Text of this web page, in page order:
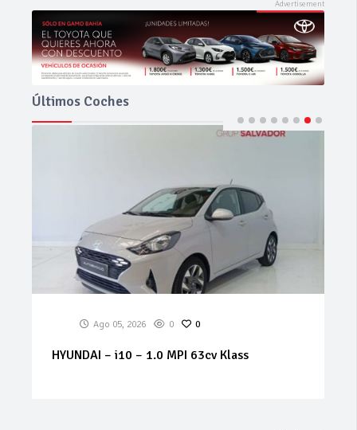
Últimos Coches
Ago 05, 2026 0 0
FIAT – 500 – 1.2 51 kWGLP Lounge